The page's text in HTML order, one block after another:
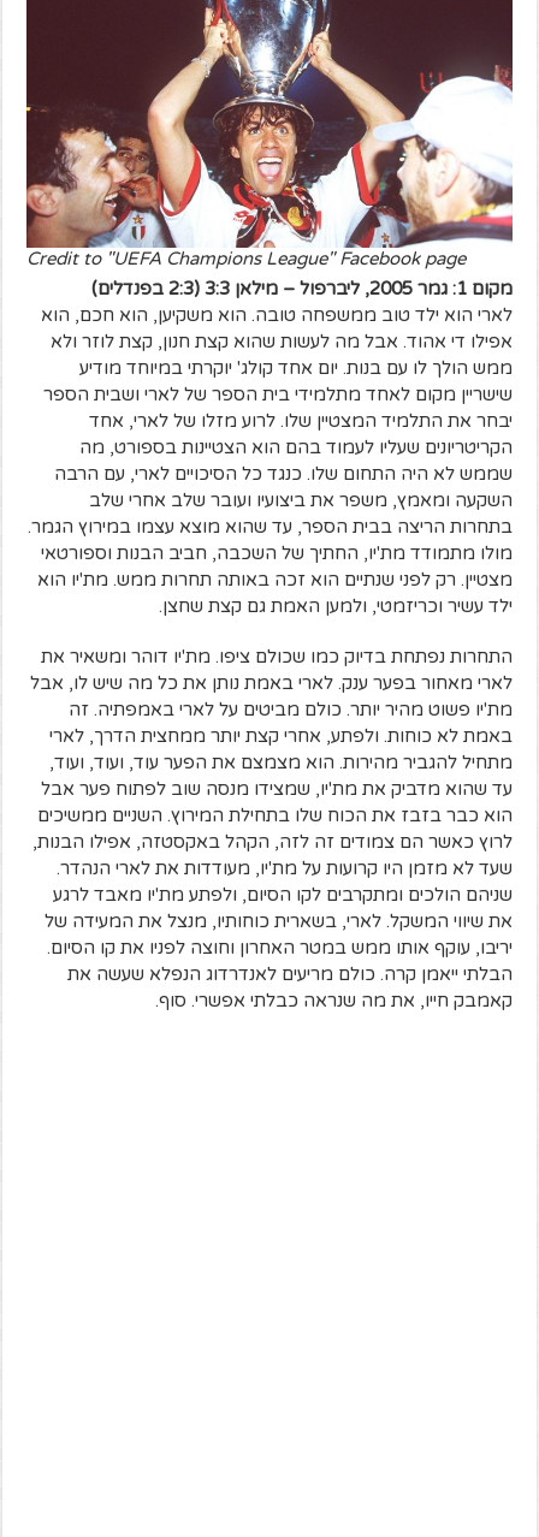
Credit to "UEFA Champions League" Facebook page
מקום 1: גמר 2005, ליברפול – מילאן 3:3 (2:3 בפנדלים)
לארי הוא ילד טוב ממשפחה טובה. הוא משקיען, הוא חכם, הוא
אפילו די אהוד. אבל מה לעשות שהוא קצת חנון, קצת לוזר ולא
ממש הולך לו עם בנות. יום אחד קולג' יוקרתי במיוחד מודיע
שישריין מקום לאחד מתלמידי בית הספר של לארי ושבית הספר
יבחר את התלמיד המצטיין שלו. לרוע מזלו של לארי, אחד
הקריטריונים שעליו לעמוד בהם הוא הצטיינות בספורט, מה
שממש לא היה התחום שלו. כנגד כל הסיכויים לארי, עם הרבה
השקעה ומאמץ, משפר את ביצועיו ועובר שלב אחרי שלב
בתחרות הריצה בבית הספר, עד שהוא מוצא עצמו במירוץ הגמר.
מולו מתמודד מת'יו, החתיך של השכבה, חביב הבנות וספורטאי
מצטיין. רק לפני שנתיים הוא זכה באותה תחרות ממש. מת'יו הוא
ילד עשיר וכריזמטי, ולמען האמת גם קצת שחצן.
התחרות נפתחת בדיוק כמו שכולם ציפו. מת'יו דוהר ומשאיר את
לארי מאחור בפער ענק. לארי באמת נותן את כל מה שיש לו, אבל
מת'יו פשוט מהיר יותר. כולם מביטים על לארי באמפתיה. זה
באמת לא כוחות. ולפתע, אחרי קצת יותר ממחצית הדרך, לארי
מתחיל להגביר מהירות. הוא מצמצם את הפער עוד, ועוד, ועוד,
עד שהוא מדביק את מת'יו, שמצידו מנסה שוב לפתוח פער אבל
הוא כבר בזבז את הכוח שלו בתחילת המירוץ. השניים ממשיכים
לרוץ כאשר הם צמודים זה לזה, הקהל באקסטזה, אפילו הבנות,
שעד לא מזמן היו קרועות על מת'יו, מעודדות את לארי הנהדר.
שניהם הולכים ומתקרבים לקו הסיום, ולפתע מת'יו מאבד לרגע
את שיווי המשקל. לארי, בשארית כוחותיו, מנצל את המעידה של
יריבו, עוקף אותו ממש במטר האחרון וחוצה לפניו את קו הסיום.
הבלתי ייאמן קרה. כולם מריעים לאנדרדוג הנפלא שעשה את
קאמבק חייו, את מה שנראה כבלתי אפשרי. סוף.